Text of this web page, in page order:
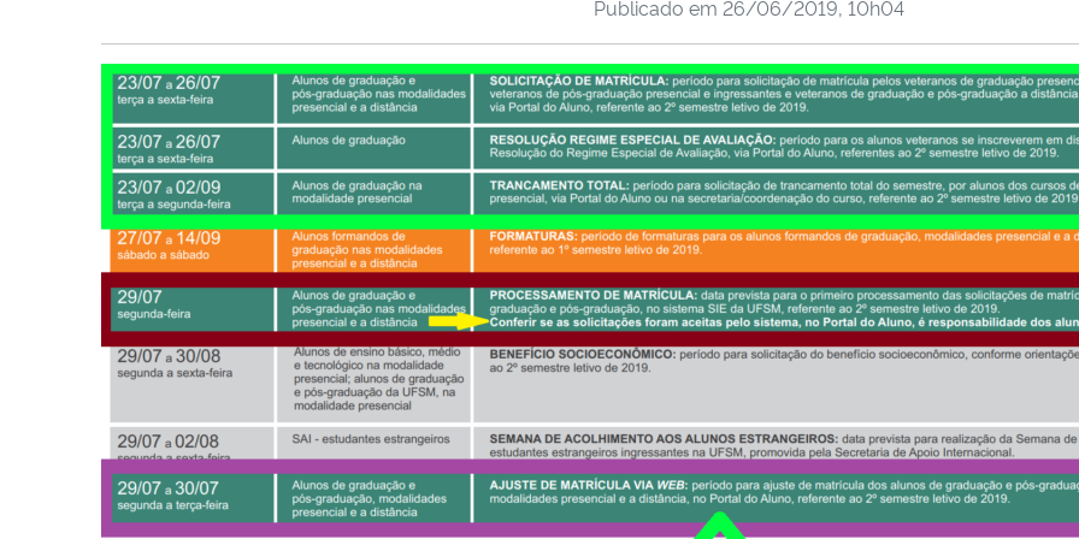
Publicado em 26/06/2019, 10h04